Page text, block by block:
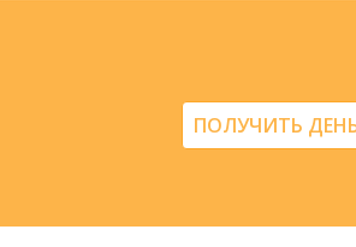
ПОЛУЧИТЬ